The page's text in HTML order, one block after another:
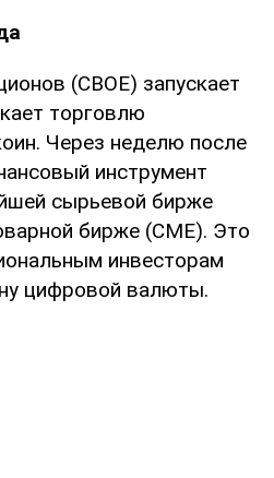
(CBOE) запускает
торговлю
Через неделю после
инструмент
сырьевой бирже
бирже (CME). Это
инвесторам
цифровой валюты.